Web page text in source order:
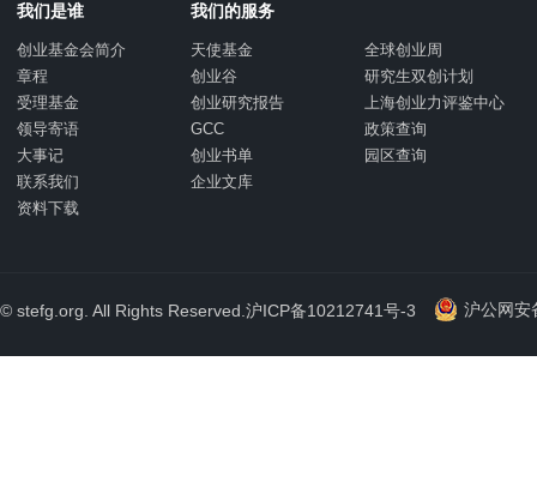
我们是谁
创业基金会简介
章程
受理基金
领导寄语
大事记
联系我们
资料下载
我们的服务
天使基金
全球创业周
创业谷
研究生双创计划
创业研究报告
上海创业力评鉴中心
GCC
政策查询
创业书单
园区查询
企业文库
© stefg.org. All Rights Reserved. 沪ICP备10212741号-3 沪公网安